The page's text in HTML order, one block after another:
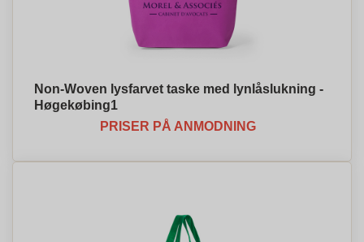
Non-Woven lysfarvet taske med lynlåslukning -
Høgekøbing1
PRISER PÅ ANMODNING